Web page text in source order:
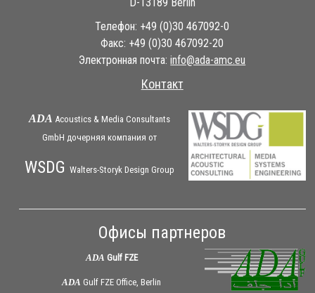
D-13189 Berlin
Телефон: +49 (0)30 467092-0
Факс: +49 (0)30 467092-20
Электронная почта:ue.cma-ada@ofni
Контакт
ADA Acoustics & Media Consultants
GmbH дочерняя компания от
WSDG Walters-Storyk Design Group
Офисы партнеров
ADA Gulf FZE
ADA Gulf FZE Office, Berlin